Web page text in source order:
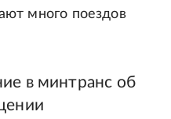
много поездов
в минтранс об